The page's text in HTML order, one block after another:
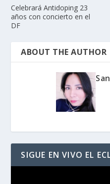
Celebrará Antidoping 23
años con concierto en el
DF
ABOUT THE AUTHOR
SIGUE EN VIVO EL